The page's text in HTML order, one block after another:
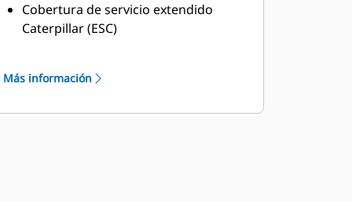
Cobertura de servicio extendido
Caterpillar (ESC)
Red de servicios del distribuidor de
Más información